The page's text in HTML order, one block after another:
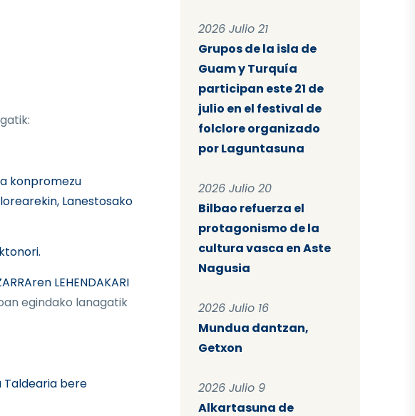
konpromezu
Lanestosako
LEHENDAKARI
egindako lanagatik
Taldearia bere
2026 Julio 21
Grupos de la isla de
Guam y Turquía
participan este 21 de
julio en el festival de
folclore organizado
por Laguntasuna
2026 Julio 20
Bilbao refuerza el
protagonismo de la
cultura vasca en Aste
Nagusia
2026 Julio 16
Mundua dantzan,
Getxon
2026 Julio 9
Alkartasuna de